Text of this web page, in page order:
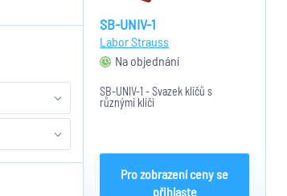
SB-UNIV-1
Labor Strauss
Na objednání
SB-UNIV-1 - Svazek klíčů s
různými klíči
Pro zobrazení ceny se
přihlaste